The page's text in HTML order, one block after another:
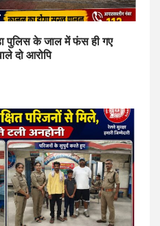
पुलिस के जाल में फंस ही गए
दो आरोपि